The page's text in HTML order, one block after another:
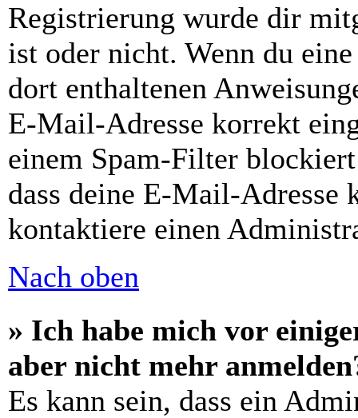
Registrierung wurde dir
ist oder nicht. Wenn du
dort enthaltenen
E-Mail-Adresse korrekt
einem Spam-Filter
dass deine E-Mail-Adresse
kontaktiere einen
Nach oben
» Ich habe mich vor
aber nicht mehr
Es kann sein, dass ein